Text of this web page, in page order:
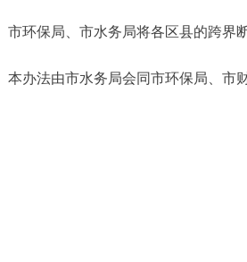
市环保局、市水务局将各区县的跨界
本办法由市水务局会同市环保局、市